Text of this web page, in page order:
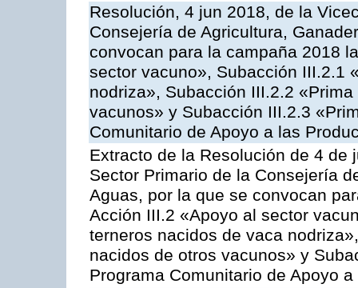
Resolución, 4 jun 2018, de la
Consejería de Agricultura,
convocan para la campaña 2018
sector vacuno», Subacción III.2.1
nodriza», Subacción III.2.2
vacunos» y Subacción III.2.3
Comunitario de Apoyo a las
Extracto de la Resolución de 4
Sector Primario de la Consejería
Aguas, por la que se convocan
Acción III.2 «Apoyo al sector
terneros nacidos de vaca
nacidos de otros vacunos» y
Programa Comunitario de Apoyo